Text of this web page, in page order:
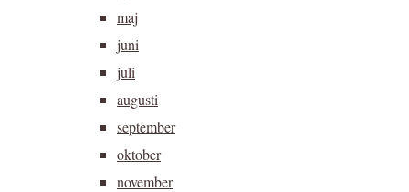
maj
juni
juli
augusti
september
oktober
november